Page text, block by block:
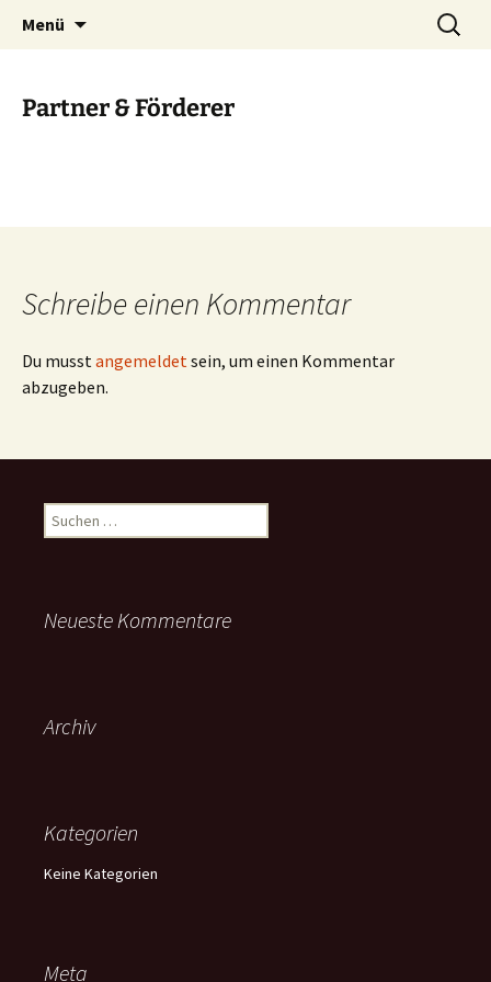
Kunst schafft Wissen e.V.
Klimakultur macht Schule
Menü
Suchen
nach:
Partner & Förderer
Schreibe einen Kommentar
Du musstangemeldetsein, um einen Kommentar
abzugeben.
Suchen
nach:
Neueste Kommentare
Archiv
Kategorien
Keine Kategorien
Meta